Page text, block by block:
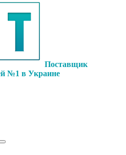
Поставщик
№1 в Украине